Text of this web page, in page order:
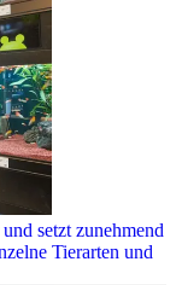
setzt zunehmend
Tierarten und